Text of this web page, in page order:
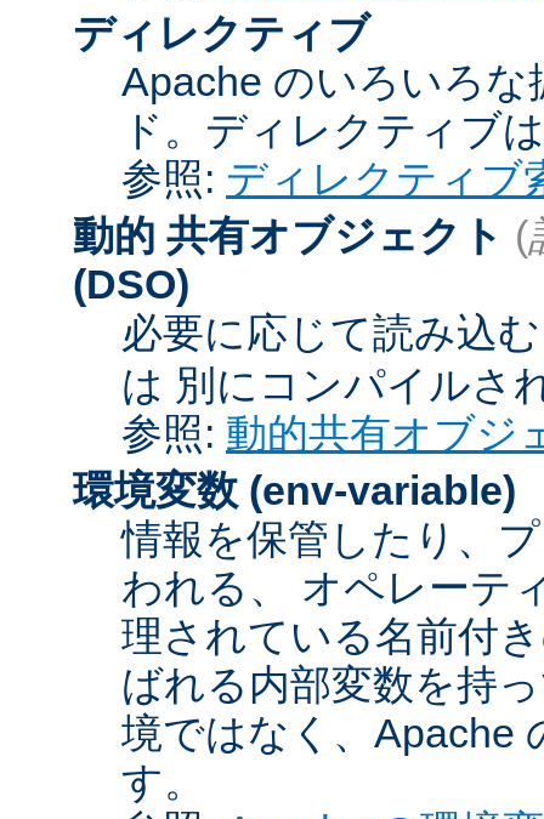
ディレクティブ
Apache のいろいろ
ド。ディレクティブ
参照: ディレクティブ
動的 共有オブジェクト (
(DSO)
必要に応じて読み込
は 別にコンパイルさ
参照: 動的共有オブジ
環境変数 (env-variable)
情報を保管したり、
われる、 オペレーテ
理されている名前付
ばれる内部変数を持
境ではなく、Apache
す。